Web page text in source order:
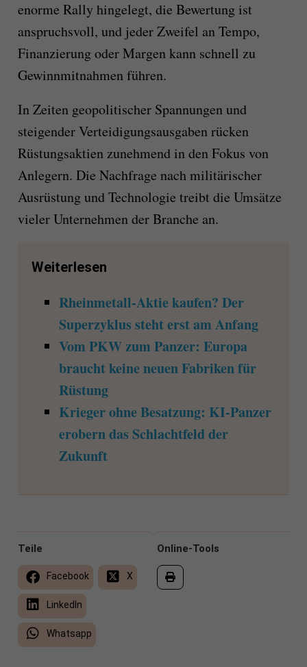
enorme Rally hingelegt, die Bewertung ist
anspruchsvoll, und jeder Zweifel an Tempo,
Finanzierung oder Margen kann schnell zu
Gewinnmitnahmen führen.
In Zeiten geopolitischer Spannungen und
steigender Verteidigungsausgaben rücken
Rüstungsaktien zunehmend in den Fokus von
Anlegern. Die Nachfrage nach militärischer
Ausrüstung und Technologie treibt die Umsätze
vieler Unternehmen der Branche an.
Weiterlesen
Rheinmetall-Aktie kaufen? Der
Superzyklus steht erst am Anfang
Vom PKW zum Panzer: Europa
braucht keine neuen Fabriken für
Rüstung
Krieger ohne Besatzung: KI-Panzer
erobern das Schlachtfeld der
Zukunft
Online-Tools
Teile
Facebook X
LinkedIn
Whatsapp